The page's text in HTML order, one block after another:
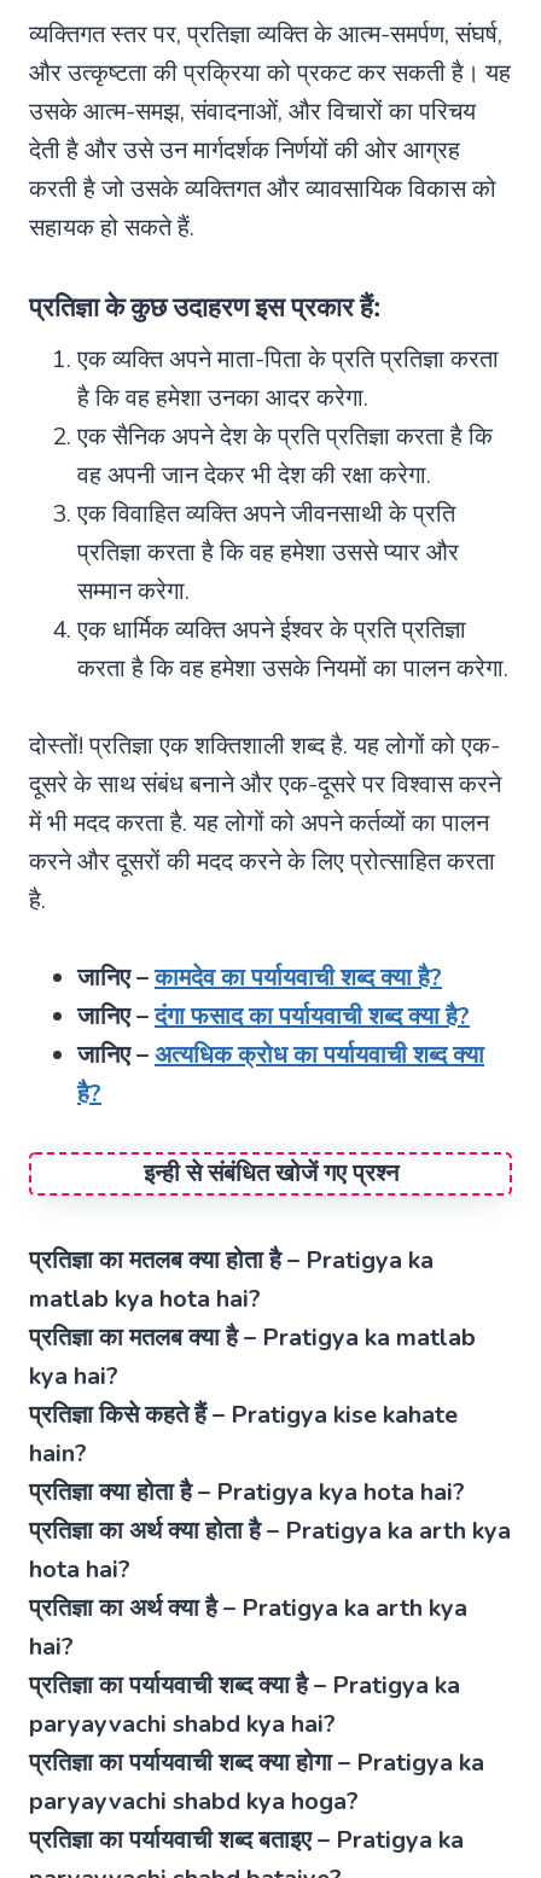
व्यक्तिगत स्तर पर, प्रतिज्ञा व्यक्ति के आत्म-समर्पण, संघर्ष,
और उत्कृष्टता की प्रक्रिया को प्रकट कर सकती है। यह
उसके आत्म-समझ, संवादनाओं, और विचारों का परिचय
देती है और उसे उन मार्गदर्शक निर्णयों की ओर आग्रह
करती है जो उसके व्यक्तिगत और व्यावसायिक विकास को
सहायक हो सकते हैं.
प्रतिज्ञा के कुछ उदाहरण इस प्रकार हैं:
एक व्यक्ति अपने माता-पिता के प्रति प्रतिज्ञा करता
है कि वह हमेशा उनका आदर करेगा.
एक सैनिक अपने देश के प्रति प्रतिज्ञा करता है कि
वह अपनी जान देकर भी देश की रक्षा करेगा.
एक विवाहित व्यक्ति अपने जीवनसाथी के प्रति
प्रतिज्ञा करता है कि वह हमेशा उससे प्यार और
सम्मान करेगा.
एक धार्मिक व्यक्ति अपने ईश्वर के प्रति प्रतिज्ञा
करता है कि वह हमेशा उसके नियमों का पालन करेगा.
दोस्तों! प्रतिज्ञा एक शक्तिशाली शब्द है. यह लोगों को एक-
दूसरे के साथ संबंध बनाने और एक-दूसरे पर विश्वास करने
में भी मदद करता है. यह लोगों को अपने कर्तव्यों का पालन
करने और दूसरों की मदद करने के लिए प्रोत्साहित करता
है.
जानिए –कामदेव का पर्यायवाची शब्द क्या है?
जानिए –दंगा फसाद का पर्यायवाची शब्द क्या है?
जानिए –अत्यधिक क्रोध का पर्यायवाची शब्द क्या
है?
इन्ही से संबंधित खोजें गए प्रश्न
प्रतिज्ञा का मतलब क्या होता है – Pratigya ka
matlab kya hota hai?
प्रतिज्ञा का मतलब क्या है – Pratigya ka matlab
kya hai?
प्रतिज्ञा किसे कहते हैं – Pratigya kise kahate
hain?
प्रतिज्ञा क्या होता है – Pratigya kya hota hai?
प्रतिज्ञा का अर्थ क्या होता है – Pratigya ka arth kya
hota hai?
प्रतिज्ञा का अर्थ क्या है – Pratigya ka arth kya
hai?
प्रतिज्ञा का पर्यायवाची शब्द क्या है – Pratigya ka
paryayvachi shabd kya hai?
प्रतिज्ञा का पर्यायवाची शब्द क्या होगा – Pratigya ka
paryayvachi shabd kya hoga?
प्रतिज्ञा का पर्यायवाची शब्द बताइए – Pratigya ka